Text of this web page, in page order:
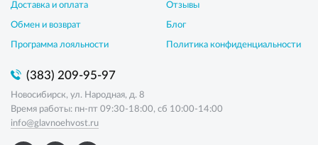
Доставка и оплата
Обмен и возврат
Программа лояльности
Отзывы
Блог
Политика конфиденциальности
(383) 209-95-97
Новосибирск, ул. Народная, д. 8
Время работы: пн-пт 09:30-18:00, сб 10:00-14:00
info@glavnoehvost.ru